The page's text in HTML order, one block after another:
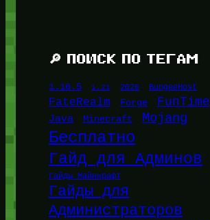
🔎 ПОИСК ПО ТЕГАМ
1.16.5 1.21 2026 BungeeHost
FateRealm Forge FunTime
Java Minecraft Mojang
Бесплатно
Гайд для Админов
Гайды Майнкрафт
Гайды для
Администраторов